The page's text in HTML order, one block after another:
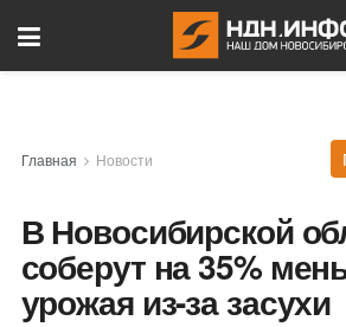
Главная Новости
В Новосибирской
соберут на 35%
урожая из-за засухи